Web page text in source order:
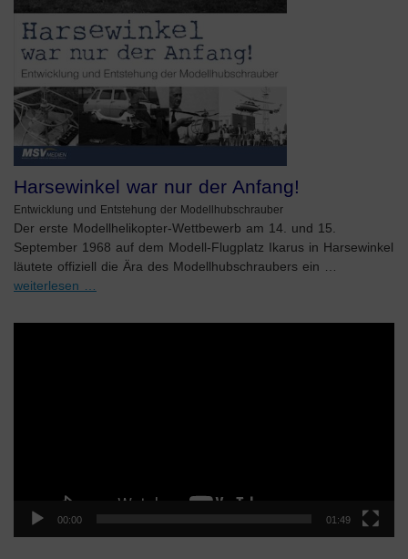
Harsewinkel war nur der Anfang!
Entwicklung und Entstehung der Modellhubschrauber
Der erste Modellhelikopter-Wettbewerb am 14. und 15.
September 1968 auf dem Modell-Flugplatz Ikarus in Harsewinkel
läutete offiziell die Ära des Modellhubschraubers ein …
weiterlesen …
00:00 01:49